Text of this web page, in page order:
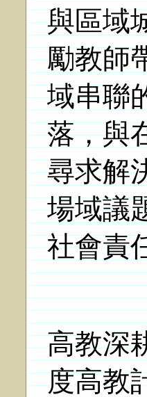
與區域
勵教師
域串聯
落，與
尋求解
場域議
社會責
高教深
度高教